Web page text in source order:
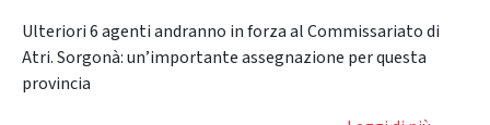
Ulteriori 6 agenti andranno in forza al Commissariato di
Atri. Sorgonà: un’importante assegnazione per questa
provincia